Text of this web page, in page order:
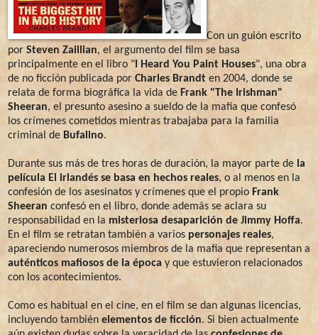
Con un guión escrito
por Steven Zaillian, el argumento del film se basa
principalmente en el libro " I Heard You Paint Houses", una obra
de no ficción publicada por Charles Brandt en 2004, donde se
relata de forma biográfica la vida de Frank "The Irishman"
Sheeran, el presunto asesino a sueldo de la mafia que confesó
los crímenes cometidos mientras trabajaba para la familia
criminal de Bufalino.
Durante sus más de tres horas de duración, la mayor parte de la
película El irlandés se basa en hechos reales, o al menos en la
confesión de los asesinatos y crímenes que el propio Frank
Sheeran confesó en el libro, donde además se aclara su
responsabilidad en la misteriosa desaparición de Jimmy Hoffa.
En el film se retratan también a varios personajes reales,
apareciendo numerosos miembros de la mafia que representan a
auténticos mafiosos de la época y que estuvieron relacionados
con los acontecimientos.
Como es habitual en el cine, en el film se dan algunas licencias,
incluyendo también elementos de ficción. Si bien actualmente